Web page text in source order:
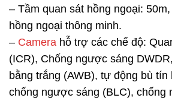
– Tầm quan sát hồng ngoại:
hồng ngoại thông minh.
– Camera hỗ trợ các chế độ:
(ICR), Chống ngược sáng
bằng trắng (AWB), tự động bù tín
chống ngược sáng (BLC), chống